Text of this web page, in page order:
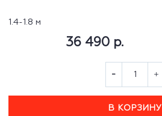
1.4-1.8 м
36 490 р.
В КОРЗИНУ